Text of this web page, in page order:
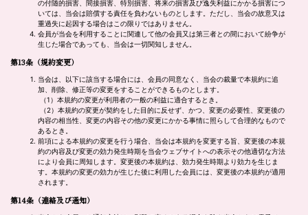
の付随的損害、間接損害、特別損害、将来の損害及び逸失利益にかかる損害につ
いては、当会は賠償する責任を負わないものとします。ただし、当会の故意又は
重過失に起因する場合はこの限りではありません。
会員が当会を利用することに関連して他の会員又は第三者との間において紛争が
生じた場合であっても、当会は一切関知しません。
第13条 （規約変更）
当会は、以下に該当する場合には、会員の同意なく、当会の裁量で本規約に追
加、削除、修正等の変更をすることができるものとします。
（1）本規約の変更が利用者の一般の利益に適合するとき。
（2）本規約の変更が契約をした目的に反せず、かつ、変更の必要性、変更後の
内容の相当性、変更の内容その他の変更にかかる事情に照らして合理的なもので
あるとき。
前項による本規約の変更を行う場合、当会は本規約を変更する旨、変更後の本規
約の内容及び変更の効力発生時期を当会ウェブサイトへの表示その他適切な方法
により会員に周知します。変更後の本規約は、効力発生時期より効力を生じま
す。本規約の変更の効力が生じた後に利用した会員には、変更後の本規約が適用
されます。
第14条 （連絡及び通知）